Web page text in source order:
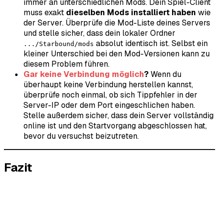
immer an unterschiedlichen Mods. Dein Spiel-Client
muss exakt dieselben Mods installiert haben wie
der Server. Überprüfe die Mod-Liste deines Servers
und stelle sicher, dass dein lokaler Ordner
.../Starbound/mods absolut identisch ist. Selbst ein
kleiner Unterschied bei den Mod-Versionen kann zu
diesem Problem führen.
Gar keine Verbindung möglich?Wenn du
überhaupt keine Verbindung herstellen kannst,
überprüfe noch einmal, ob sich Tippfehler in der
Server-IP oder dem Port eingeschlichen haben.
Stelle außerdem sicher, dass dein Server vollständig
online ist und den Startvorgang abgeschlossen hat,
bevor du versuchst beizutreten.
Fazit